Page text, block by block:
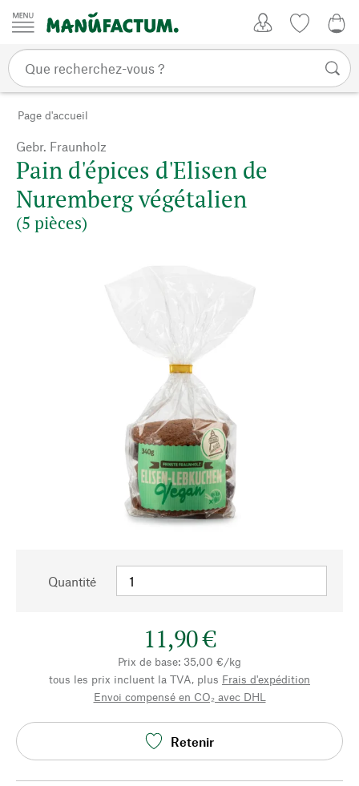
Passer au contenu
Page d'accueil
Gebr. Fraunholz
Pain d'épices d'Elisen de
Nuremberg végétalien
(5 pièces)
Quantité
11,90 €
Prix de base: 35,00 €/kg
tous les prix incluent la TVA, plus Frais d'expédition
Envoi compensé en CO₂ avec DHL
Retenir